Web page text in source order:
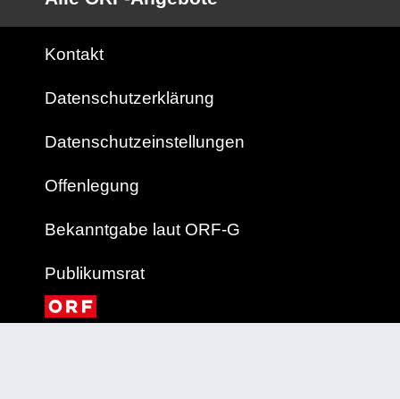
Kontakt
Datenschutzerklärung
Datenschutzeinstellungen
Offenlegung
Bekanntgabe laut ORF-G
Publikumsrat